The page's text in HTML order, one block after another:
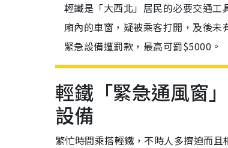
輕鐵是「大西北」居民的必要交通
廂內的車窗，疑被乘客打開，及後
緊急設備遭罰款，最高可罰$5000。
輕鐵「緊急通風窗
設備
繁忙時間乘搭輕鐵，不時人多擠迫而